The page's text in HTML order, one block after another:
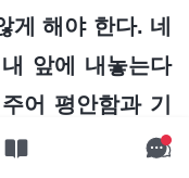
게 해야 한다. 네
앞에 내놓는다
어 평안함과 기
에서 잘 보이려